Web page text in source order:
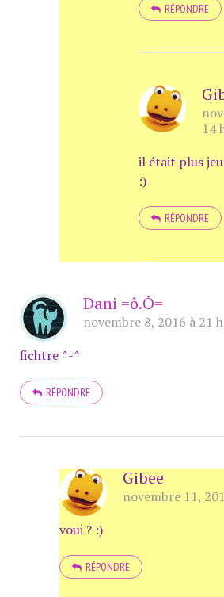
RÉPONDRE
14
il était plus
:)
RÉPONDRE
Dani =ô.Ô=
novembre 8, 2016 à 21
fichtre ^-^
RÉPONDRE
Gibee
novembre 11,
voui ? :)
RÉPONDRE